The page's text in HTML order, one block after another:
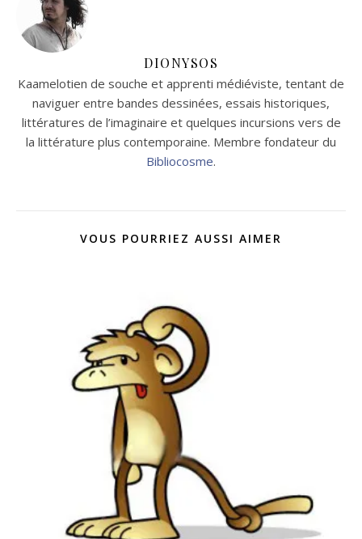
DIONYSOS
Kaamelotien de souche et apprenti médiéviste, tentant de
naviguer entre bandes dessinées, essais historiques,
littératures de l’imaginaire et quelques incursions vers de
la littérature plus contemporaine. Membre fondateur du
Bibliocosme.
VOUS POURRIEZ AUSSI AIMER